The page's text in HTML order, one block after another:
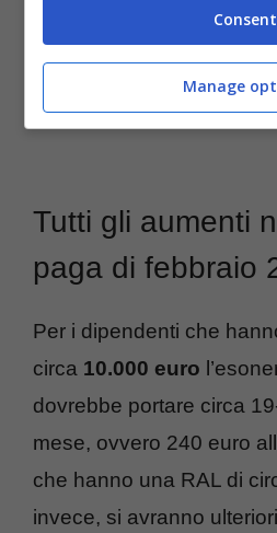
Tutti gli aumenti
paga di febbraio
Per i dipendenti che
circa 10.000 euro
dovrebbe portare circa
mese, ovvero 240 euro
che hanno una RAL di
invece, si avranno
Consent
Manage